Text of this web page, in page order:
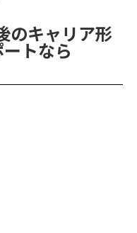
のキャリア形
トなら